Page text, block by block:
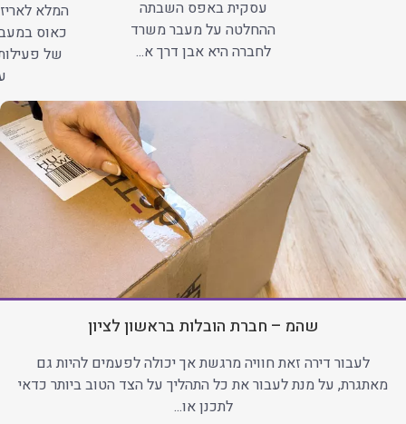
עסקית באפס השבתה
ההחלטה על מעבר משרד
לחברה היא אבן דרך א...
המלא
כאוס
של
שהמ – חברת הובלות בראשון לציון
לעבור דירה זאת חוויה מרגשת אך יכולה לפעמים להיות גם
מאתגרת, על מנת לעבור את כל התהליך על הצד הטוב ביותר כדאי
לתכנן או...